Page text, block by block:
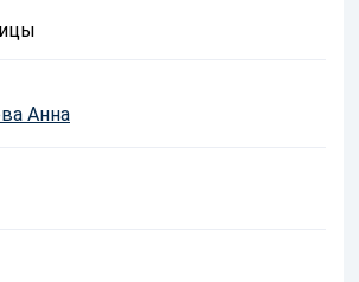
Анна